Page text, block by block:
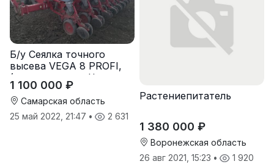
Б/у Сеялка точного
высева VEGA 8 PROFI,
(производство Червона
Зирка), 2016 г, в
отличном состоянии
1 100 000 ₽
Самарская область
25 май 2022, 21:47 • 2 631
Растениепитатель
1 380 000 ₽
Воронежская область
26 авг 2021, 15:23 • 1 920